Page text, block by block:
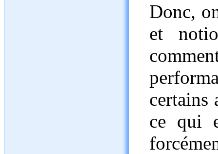
Donc,
et
certains
ce qui